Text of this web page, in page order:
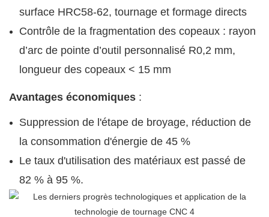
surface HRC58-62, tournage et formage directs
Contrôle de la fragmentation des copeaux : rayon
d’arc de pointe d’outil personnalisé R0,2 mm,
longueur des copeaux < 15 mm
Avantages économiques :
Suppression de l'étape de broyage, réduction de
la consommation d'énergie de 45 %
Le taux d'utilisation des matériaux est passé de
82 % à 95 %.